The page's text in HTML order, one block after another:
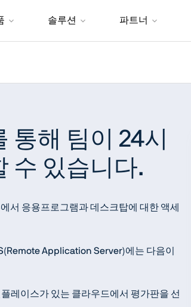
솔루션 파트너
해 팀이 24시
수 있습니다.
서 응용프로그램과 데스크탑에 대한 액세
Application Server)에는 다음이
레이스가 있는 클라우드에서 평가판을 선